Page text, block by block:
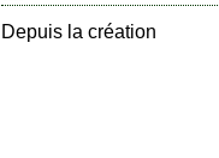
Depuis la création